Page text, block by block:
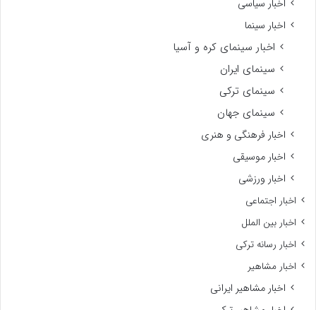
اخبار سیاسی
اخبار سینما
اخبار سینمای کره و آسیا
سینمای ایران
سینمای ترکی
سینمای جهان
اخبار فرهنگی و هنری
اخبار موسیقی
اخبار ورزشی
اخبار اجتماعی
اخبار بین الملل
اخبار رسانه ترکی
اخبار مشاهیر
اخبار مشاهیر ایرانی